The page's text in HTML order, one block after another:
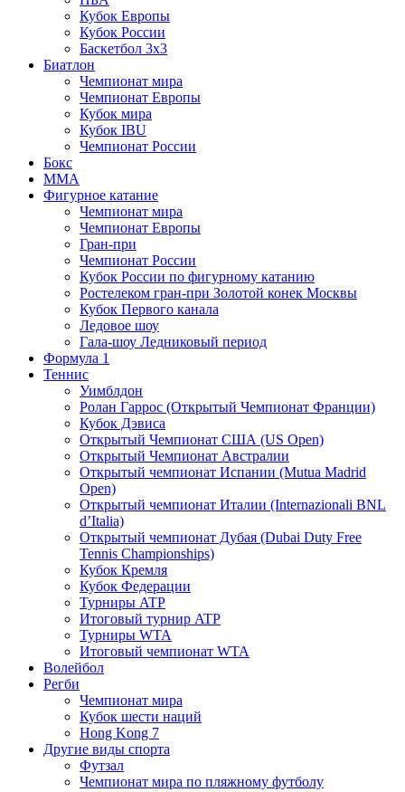
Кубок Европы
Кубок России
Баскетбол 3х3
Биатлон
Чемпионат мира
Чемпионат Европы
Кубок мира
Кубок IBU
Чемпионат России
Бокс
MMA
Фигурное катание
Чемпионат мира
Чемпионат Европы
Гран-при
Чемпионат России
Кубок России по фигурному катанию
Ростелеком гран-при Золотой конек Москвы
Кубок Первого канала
Ледовое шоу
Гала-шоу Ледниковый период
Формула 1
Теннис
Уимблдон
Ролан Гаррос (Открытый Чемпионат Франции)
Кубок Дэвиса
Открытый Чемпионат США (US Open)
Открытый Чемпионат Австралии
Открытый чемпионат Испании (Mutua Madrid
Open)
Открытый чемпионат Италии (Internazionali BNL
d’Italia)
Открытый чемпионат Дубая (Dubai Duty Free
Tennis Championships)
Кубок Кремля
Кубок Федерации
Турниры ATP
Итоговый турнир ATP
Турниры WTA
Итоговый чемпионат WTA
Волейбол
Регби
Чемпионат мира
Кубок шести наций
Hong Kong 7
Другие виды спорта
Футзал
Чемпионат мира по пляжному футболу